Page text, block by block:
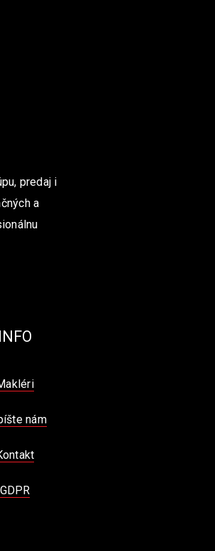
predaj i
a
INFO
nám
GDPR